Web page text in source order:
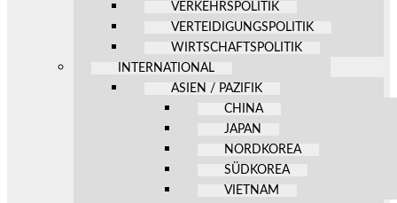
VERKEHRSPOLITIK
VERTEIDIGUNGSPOLITIK
WIRTSCHAFTSPOLITIK
INTERNATIONAL
ASIEN / PAZIFIK
CHINA
JAPAN
NORDKOREA
SÜDKOREA
VIETNAM